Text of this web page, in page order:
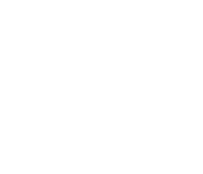
El diseño prioriza el uso
madera o cerámica. En
espacios sociales en la
investigación ocupan las
diseñada para ser
«este evento marca